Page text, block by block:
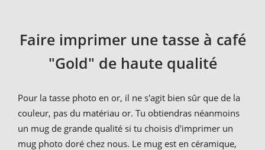
Faire imprimer une tasse à café
"Gold" de haute qualité
Pour la tasse photo en or, il ne s'agit bien sûr que de la
couleur, pas du matériau or. Tu obtiendras néanmoins
un mug de grande qualité si tu choisis d'imprimer un
mug photo doré chez nous. Le mug est en céramique,